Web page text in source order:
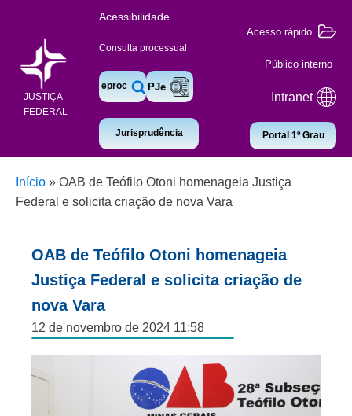
JUSTIÇA
FEDERAL
Acessibilidade
Consulta processual
eproc PJe
Jurisprudência
Acesso rápido
Público interno
Intranet
Portal 1º Grau
Início » OAB de Teófilo Otoni homenageia Justiça
Federal e solicita criação de nova Vara
OAB de Teófilo Otoni homenageia
Justiça Federal e solicita criação de
nova Vara
12 de novembro de 2024 11:58